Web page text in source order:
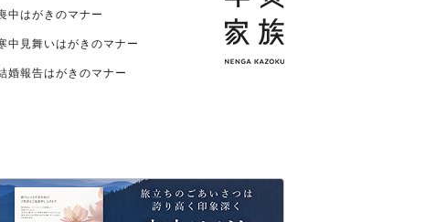
中はがきのマナー
中見舞いはがきのマナー
婚報告はがきのマナー